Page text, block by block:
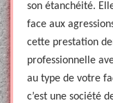
son étanchéité.
face aux
cette prestation
professionnelle
au type de votre
c’est une société